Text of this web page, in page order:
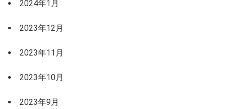
2024年1月
2023年12月
2023年11月
2023年10月
2023年9月